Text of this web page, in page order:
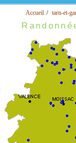
Accueil tarn-et-